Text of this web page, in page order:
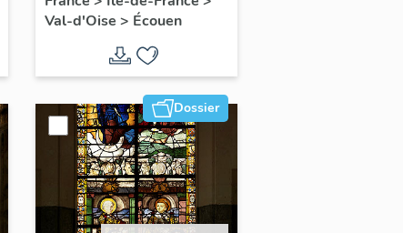
le Bon Pasteur, avec
donateur (Odet de
Coligny)
Val-d'Oise > Écouen
Dossier